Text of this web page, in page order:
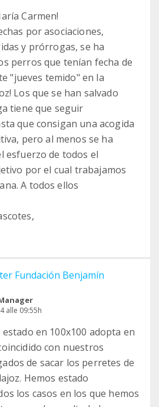
Carmen!
por asociaciones,
y prórrogas, se ha
perros que tenían fecha de
"jueves temido" en la
Los que se han salvado
tiene que seguir
que consigan una acogida
pero al menos se ha
esfuerzo de todos el
por el cual trabajamos
A todos ellos
Fundación Benjamín
alle 09:55h
en 100x100 adopta en
con nuestros
de sacar los perretes de
Hemos estado
los casos en los que hemos